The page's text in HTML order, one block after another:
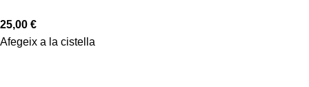
25,00 €
Afegeix a la cistella